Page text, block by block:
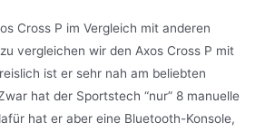
Cross P im Vergleich mit anderen
vergleichen wir den Axos Cross P mit
ist er sehr nah am beliebten
hat der Sportstech “nur” 8 manuelle
hat er aber eine Bluetooth-Konsole,